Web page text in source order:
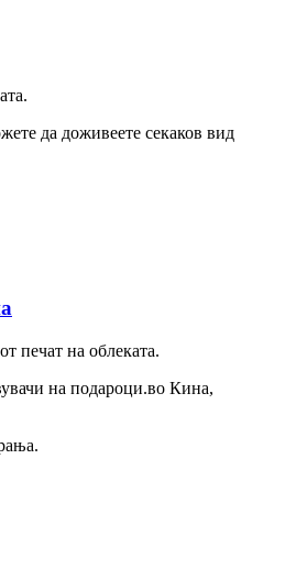
да доживеете секаков вид
печат на облеката.
на подароци.во Кина,